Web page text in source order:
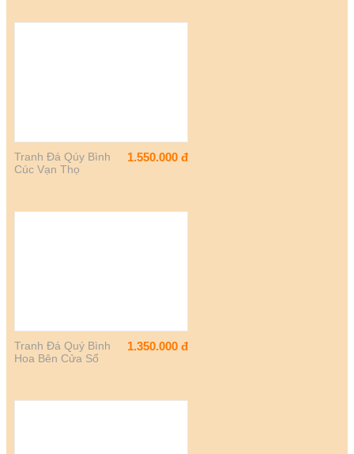
Tranh Đá Qúy Bình
Cúc Vạn Thọ
1.550.000 đ
Tranh Đá Quý Bình
Hoa Bên Cửa Sổ
1.350.000 đ